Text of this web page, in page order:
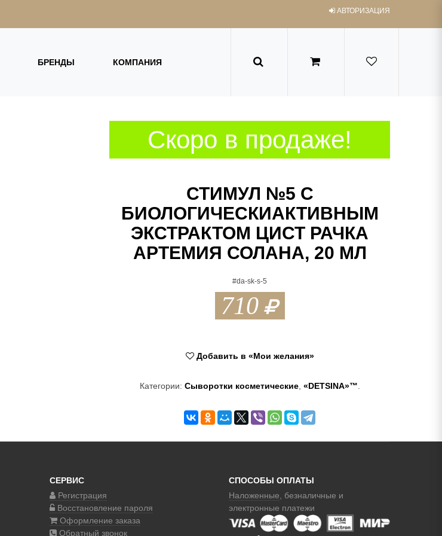
АВТОРИЗАЦИЯ
БРЕНДЫ КОМПАНИЯ
Скоро в продаже!
СТИМУЛ №5 С
БИОЛОГИЧЕСКИАКТИВНЫМ
ЭКСТРАКТОМ ЦИСТ РАЧКА
АРТЕМИЯ СОЛАНА, 20 МЛ
#da-sk-s-5
710
Добавить в «Мои желания»
Категории: Сыворотки косметические, «DETSINA»™
СЕРВИС
Регистрация
Восстановление пароля
Оформление заказа
Обратный звонок
СПОСОБЫ ОПЛАТЫ
Наложенные , безналичные и
электронные платежи